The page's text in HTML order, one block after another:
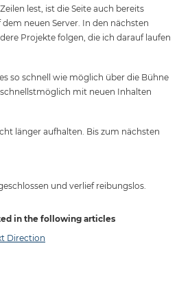
lest, ist die Seite auch bereits
neuen Server. In den nächsten
Projekte folgen, die ich darauf laufen
so schnell wie möglich über die Bühne
mit neuen Inhalten
länger aufhalten. Bis zum nächsten
und verlief reibungslos.
in the following articles
Direction